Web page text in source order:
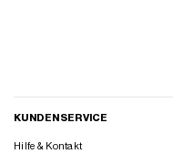
KUNDENSERVICE
Hilfe & Kontakt